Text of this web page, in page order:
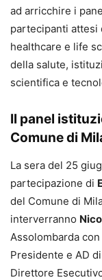
ad arricchire i
partecipanti attesi
healthcare e life
della salute,
scientifica e
Il panel
Comune di
La sera del 25
partecipazione di
del Comune di
interverranno
Assolombarda
Presidente e AD
Direttore